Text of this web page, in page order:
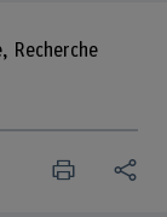
Recherche